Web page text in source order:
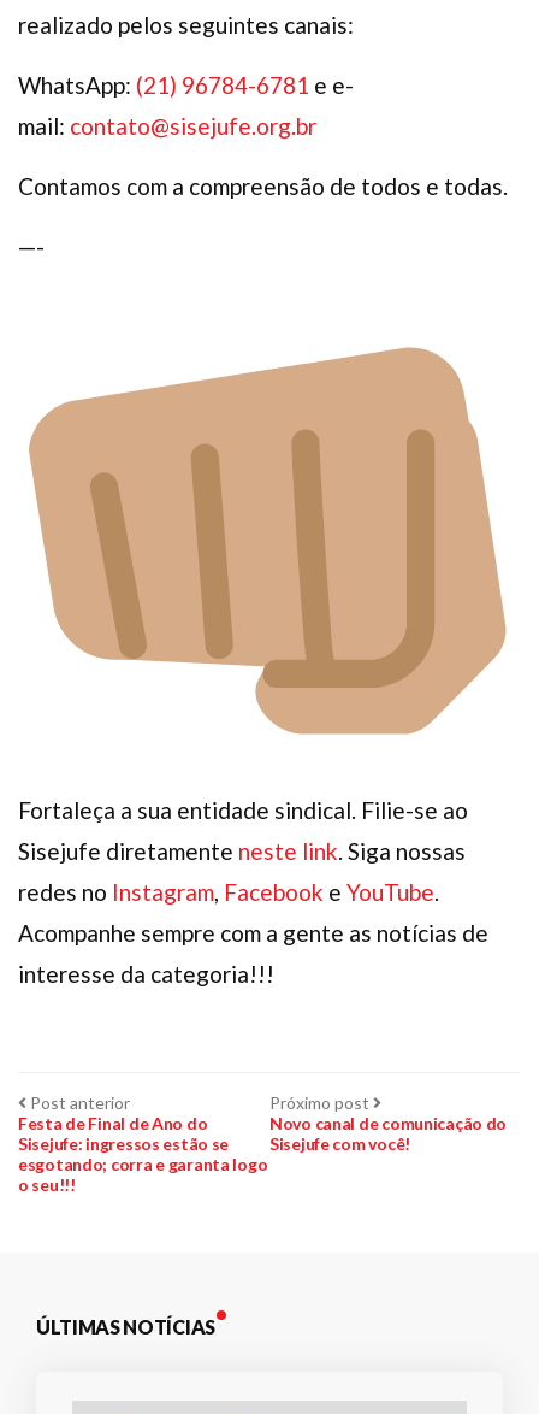
realizado pelos seguintes canais:
WhatsApp: (21) 96784-6781 e e-
mail: contato@sisejufe.org.br
Contamos com a compreensão de todos e todas.
—-
Fortaleça a sua entidade sindical. Filie-se ao
Sisejufe diretamente neste link. Siga nossas
redes no Instagram, Facebook e YouTube.
Acompanhe sempre com a gente as notícias de
interesse da categoria!!!
Navegação
de
Post
Post anteriorPost
anterior:
Festa de Final de Ano do
Sisejufe: ingressos estão se
esgotando; corra e garanta logo
o seu!!!
Próximo post Próximo
post:
Novo canal de comunicação do
Sisejufe com você!
ÚLTIMAS NOTÍCIAS